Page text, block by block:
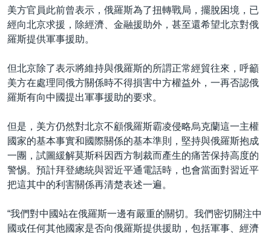
美方官員此前曾表示，俄羅斯為了扭轉戰局，擺脫困境，已
經向北京求援，除經濟、金融援助外，甚至還希望北京對俄
羅斯提供軍事援助。
但北京除了表示將維持與俄羅斯的所謂正常經貿往來，呼籲
美方在處理同俄方關係時不得損害中方權益外，一再否認俄
羅斯有向中國提出軍事援助的要求。
但是，美方仍然對北京不顧俄羅斯霸凌侵略烏克蘭這一主權
國家的基本事實和國際關係的基本準則，堅持與俄羅斯抱成
一團，試圖緩解莫斯科因西方制裁而產生的痛苦保持高度的
警惕。預計拜登總統與習近平通電話時，也會當面對習近平
把這其中的利害關係再清楚表述一遍。
“我們對中國站在俄羅斯一邊有嚴重的關切。我們密切關注中
國或任何其他國家是否向俄羅斯提供援助，包括軍事、經濟